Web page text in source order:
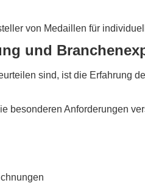
und
sind, ist die Erfahrung
besonderen Anforderungen